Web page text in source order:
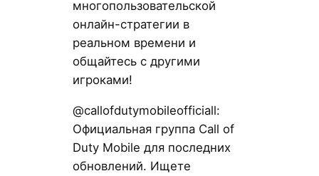
многопользовательской
онлайн-стратегии в
реальном времени и
общайтесь с другими
игроками!
@callofdutymobileofficiall:
Официальная группа Call of
Duty Mobile для последних
обновлений. Ищете